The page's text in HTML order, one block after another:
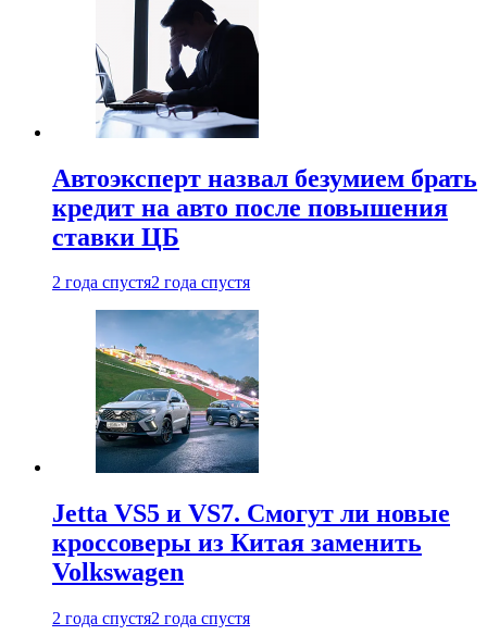
Автоэксперт назвал безумием брать
кредит на авто после повышения
ставки ЦБ
2 года спустя2 года спустя
Jetta VS5 и VS7. Смогут ли новые
кроссоверы из Китая заменить
Volkswagen
2 года спустя2 года спустя